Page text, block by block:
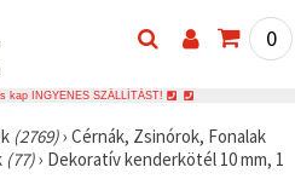
0
kap INGYENES SZÁLLÍTÁST!
(2769)› Cérnák, Zsinórok, Fonalak
(77)› Dekoratív kenderkötél 10 mm, 1